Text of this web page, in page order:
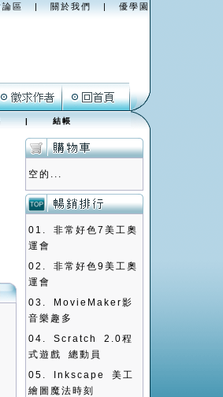
論區 | 關於我們 | 優學園
|結帳
空的...
01. 非常好色7美工奧
運會
02. 非常好色9美工奧
運會
03.
MovieMaker影
音樂趣多
04. Scratch 2.0程
式遊戲 總動員
05.
Inkscape 美工
繪圖魔法時刻